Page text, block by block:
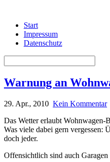
Start
Impressum
Datenschutz
Warnung an
29. Apr., 2010 Kein Kommentar
Das Wetter erlaubt Wohnwagen-
Was viele dabei gern vergessen:
doch jeder.
Offensichtlich sind auch